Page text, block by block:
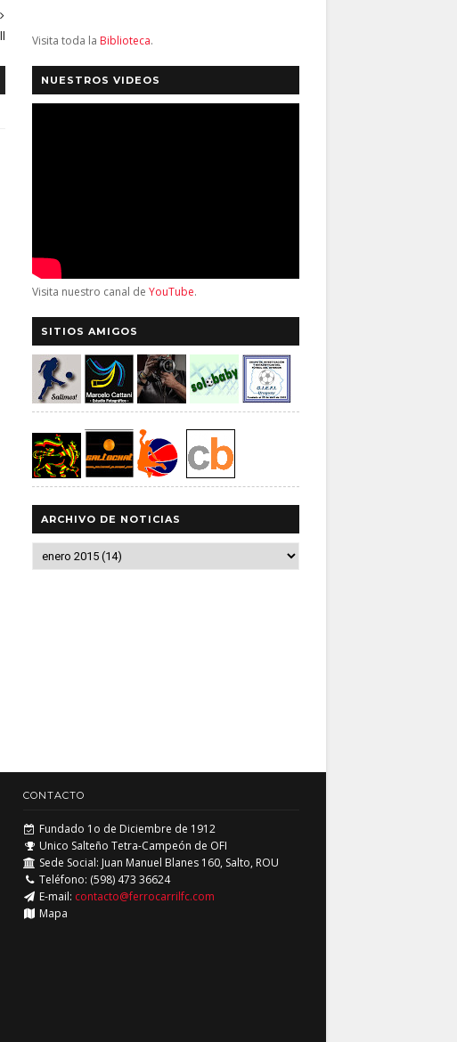
Visita toda la Biblioteca.
NUESTROS VIDEOS
Visita nuestro canal de YouTube.
SITIOS AMIGOS
ARCHIVO DE NOTICIAS
CONTACTO
Fundado 1o de Diciembre de 1912
Unico Salteño Tetra-Campeón de OFI
Sede Social: Juan Manuel Blanes 160, Salto, ROU
Teléfono: (598) 473 36624
E-mail: contacto@ferrocarrilfc.com
Mapa